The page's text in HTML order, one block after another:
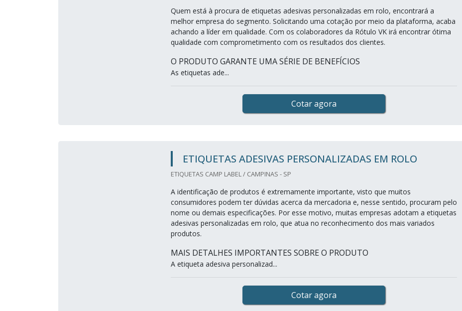
Quem está à procura de etiquetas adesivas personalizadas em rolo, encontrará a
melhor empresa do segmento. Solicitando uma cotação por meio da plataforma, acaba
achando a líder em qualidade. Com os colaboradores da Rótulo VK irá encontrar ótima
qualidade com comprometimento com os resultados dos clientes.
O PRODUTO GARANTE UMA SÉRIE DE BENEFÍCIOS
As etiquetas ade...
Cotar agora
ETIQUETAS ADESIVAS PERSONALIZADAS EM ROLO
ETIQUETAS CAMP LABEL / CAMPINAS - SP
A identificação de produtos é extremamente importante, visto que muitos
consumidores podem ter dúvidas acerca da mercadoria e, nesse sentido, procuram pelo
nome ou demais especificações. Por esse motivo, muitas empresas adotam a etiquetas
adesivas personalizadas em rolo, que atua no reconhecimento dos mais variados
produtos.
MAIS DETALHES IMPORTANTES SOBRE O PRODUTO
A etiqueta adesiva personalizad...
Cotar agora